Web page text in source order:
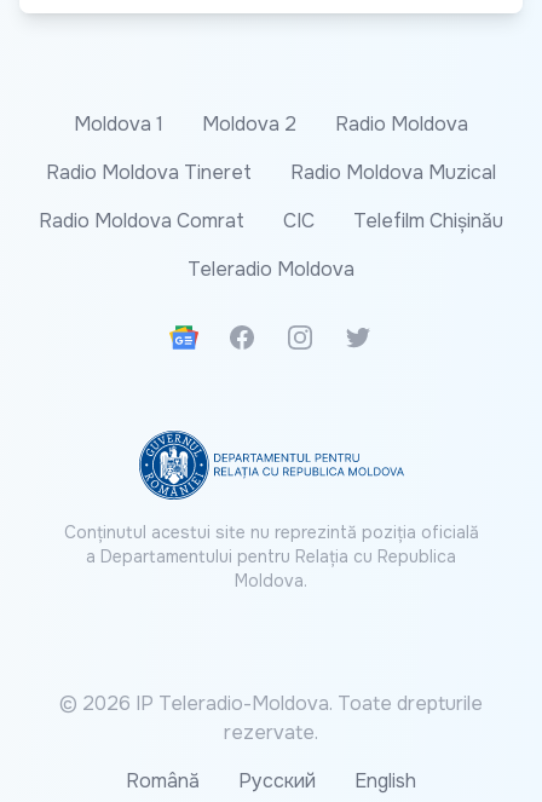
Moldova 1 Moldova 2
Radio Moldova
Radio Moldova Tineret
Radio Moldova Muzical
Radio Moldova Comrat
CIC
Telefilm Chișinău
Teleradio Moldova
Google News
FacebookInstagramTwitter
Conținutul acestui site nu reprezintă poziția oficială
a Departamentului pentru Relația cu Republica
Moldova.
© 2026 IP Teleradio-Moldova. Toate drepturile
rezervate.
Română
Русский English